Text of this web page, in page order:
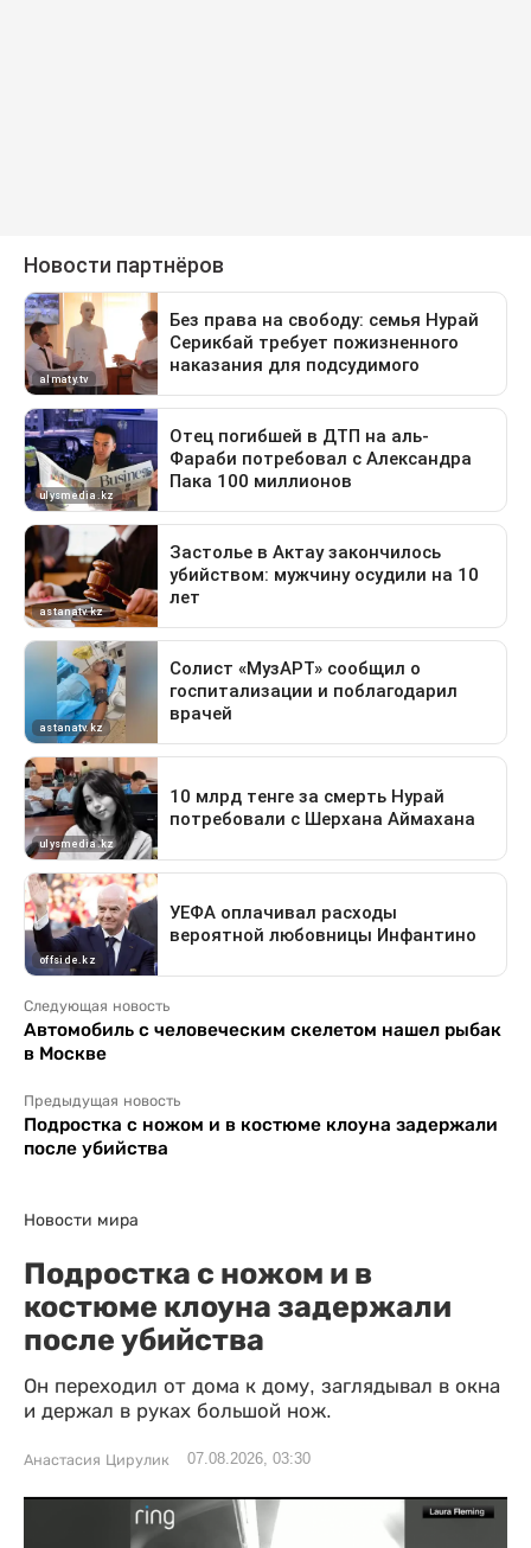
Следующая новость
Автомобиль с человеческим скелетом нашел рыбак
в Москве
Предыдущая новость
Подростка с ножом и в костюме клоуна задержали
после убийства
Новости мира
Подростка с ножом и в
костюме клоуна задержали
после убийства
Он переходил от дома к дому, заглядывал в окна
и держал в руках большой нож.
Анастасия Цирулик 07.08.2026, 03:30